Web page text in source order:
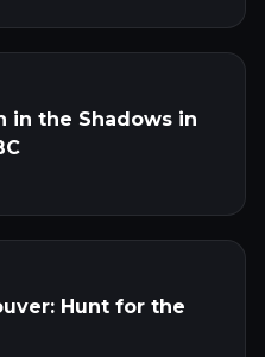
in the Shadows in
Hunt for the